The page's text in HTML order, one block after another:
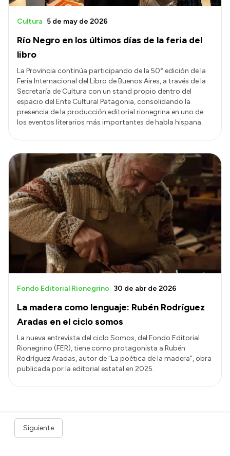
Río Negro en los últimos días de la feria del
libro
Cultura 5 de may de 2026
La Provincia continúa participando de la 50° edición de la
Feria Internacional del Libro de Buenos Aires, a través de la
Secretaría de Cultura con un stand propio dentro del
espacio del Ente Cultural Patagonia, consolidando la
presencia de la producción editorial rionegrina en uno de
los eventos literarios más importantes de habla hispana.
La madera como lenguaje: Rubén Rodríguez
Aradas en el ciclo somos
Fondo Editorial Rionegrino 30 de abr de 2026
La nueva entrevista del ciclo Somos, del Fondo Editorial
Rionegrino (FER), tiene como protagonista a Rubén
Rodríguez Aradas, autor de "La poética de la madera", obra
publicada por la editorial estatal en 2025.
Siguiente